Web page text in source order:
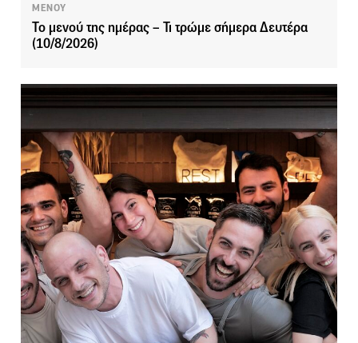
ΜΕΝΟΥ
Το μενού της ημέρας – Τι τρώμε σήμερα Δευτέρα
(10/8/2026)